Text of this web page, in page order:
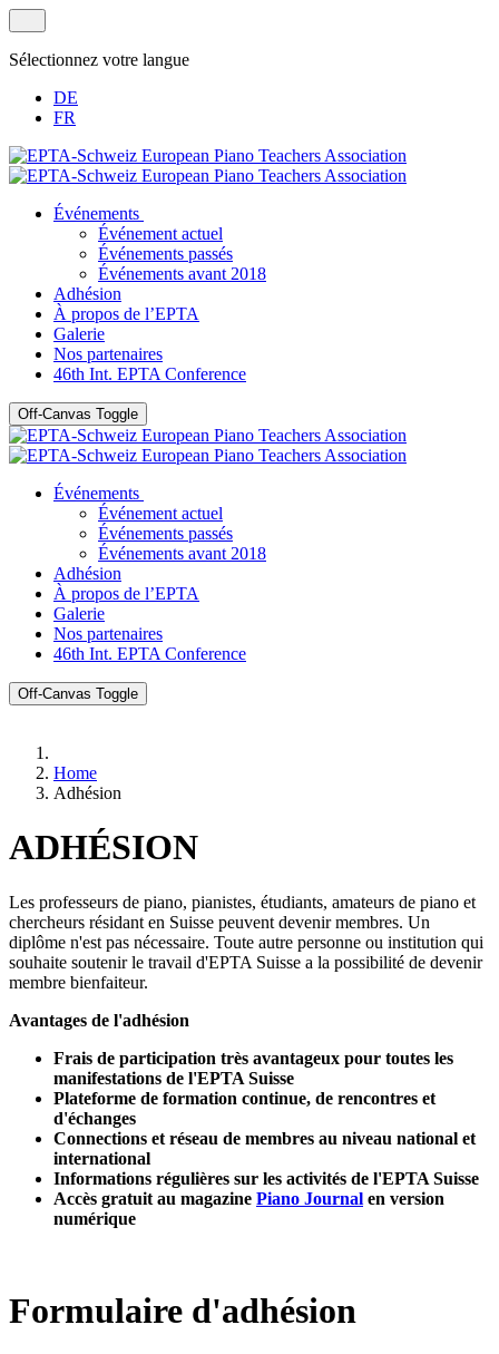
Sélectionnez votre langue
DE
FR
Événements
Événement actuel
Événements passés
Événements avant 2018
Adhésion
À propos de l’EPTA
Galerie
Nos partenaires
46th Int. EPTA Conference
Off-Canvas Toggle
Événements
Événement actuel
Événements passés
Événements avant 2018
Adhésion
À propos de l’EPTA
Galerie
Nos partenaires
46th Int. EPTA Conference
Off-Canvas Toggle
Home
Adhésion
ADHÉSION
Les professeurs de piano, pianistes, étudiants, amateurs de piano et
chercheurs résidant en Suisse peuvent devenir membres. Un
diplôme n'est pas nécessaire. Toute autre personne ou institution qui
souhaite soutenir le travail d'EPTA Suisse a la possibilité de devenir
membre bienfaiteur.
Avantages de l'adhésion
Frais de participation très avantageux pour toutes les
manifestations de l'EPTA Suisse
Plateforme de formation continue, de rencontres et
d'échanges
Connections et réseau de membres au niveau national et
international
Informations régulières sur les activités de l'EPTA Suisse
Accès gratuit au magazine Piano Journal en version
numérique
Formulaire d'adhésion